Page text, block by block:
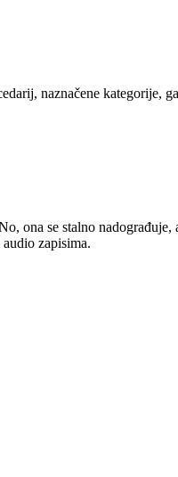
naznačene
ona se stalno
zapisima.